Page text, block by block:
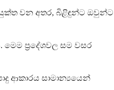
වන අතර, බිළිඳුන්ට ඔවුන්ට
ප්‍රදේශවල සම වසර
ආකාරය සාමාන්‍යයෙන්